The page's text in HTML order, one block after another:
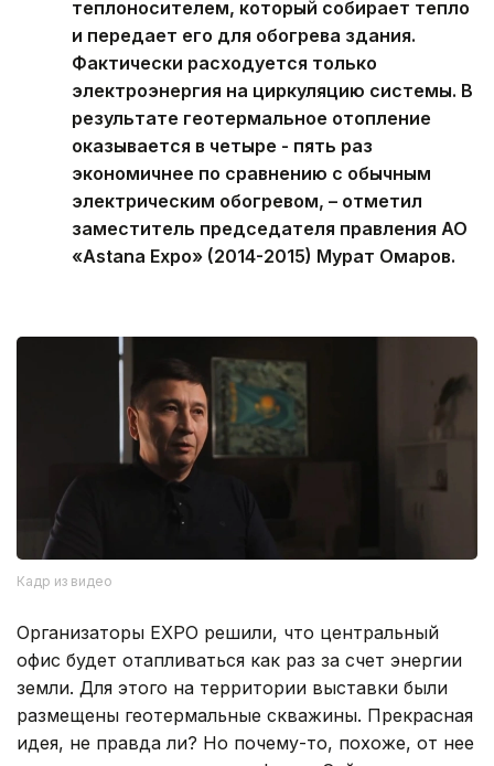
теплоносителем, который собирает тепло
и передает его для обогрева здания.
Фактически расходуется только
электроэнергия на циркуляцию системы. В
результате геотермальное отопление
оказывается в четыре - пять раз
экономичнее по сравнению с обычным
электрическим обогревом, – отметил
заместитель председателя правления АО
«Astana Expo» (2014-2015) Мурат Омаров.
Кадр из видео
Организаторы EXPO решили, что центральный
офис будет отапливаться как раз за счет энергии
земли. Для этого на территории выставки были
размещены геотермальные скважины. Прекрасная
идея, не правда ли? Но почему-то, похоже, от нее